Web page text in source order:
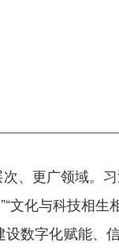
、更广领域。
化与科技相生
设数字化赋能